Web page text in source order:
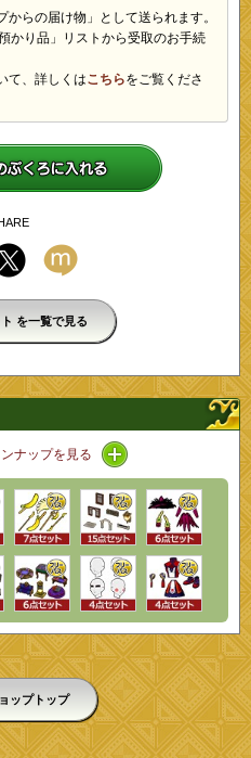
らの届け物」として送られます。
かり品」リストから受取のお手続
て、詳しくはこちらをご覧くださ
を一覧で見る
ナップを見る アイコン / ラインナ
ップトップ